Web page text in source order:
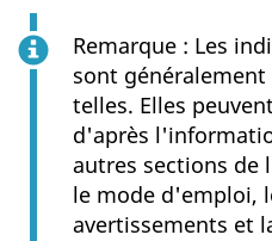
Remarque : Les
sont
telles. Elles
d'après
autres sections de
le mode d'emploi,
avertissements et